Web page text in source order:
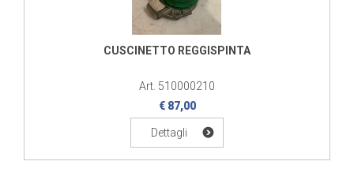
CUSCINETTO REGGISPINTA
Art. 510000210
€ 87,00
Dettagli